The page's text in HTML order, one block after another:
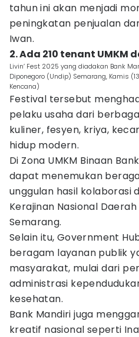
tahun ini akan menjadi
peningkatan penjualan
Iwan.
2. Ada 210 tenant
Livin’ Fest 2025 yang diadakan Bank
Diponegoro (Undip) Semarang, Kamis
Kencana)
Festival tersebut
pelaku usaha dari
kuliner, fesyen, kriya,
hidup modern.
Di Zona UMKM Binaan
dapat menemukan
unggulan hasil kolaborasi
Kerajinan Nasional
Semarang.
Selain itu, Government
beragam layanan publik
masyarakat, mulai dari
administrasi
kesehatan.
Bank Mandiri juga
kreatif nasional seperti